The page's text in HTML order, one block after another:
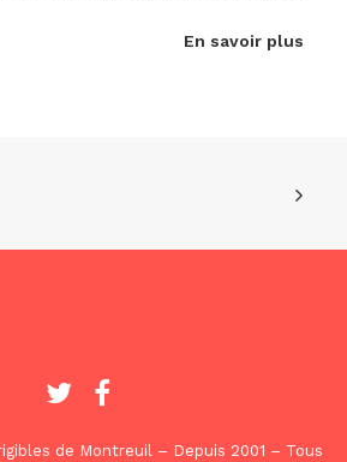
En savoir plus
de Montreuil – Depuis 2001 – Tous